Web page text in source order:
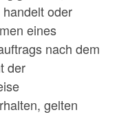
oder
eines
nach dem
der
gelten